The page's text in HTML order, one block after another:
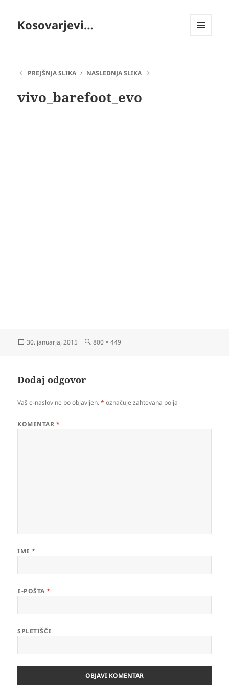
Kosovarjevi…
PREJŠNJA SLIKA
NASLEDNJA SLIKA
vivo_barefoot_evo
Objavljeno
30. januarja, 2015
Polna
800 × 449
Dodaj odgovor
Vaš e-naslov ne bo objavljen. * označuje zahtevana polja
KOMENTAR *
IME*
E-POŠTA*
SPLETIŠČE